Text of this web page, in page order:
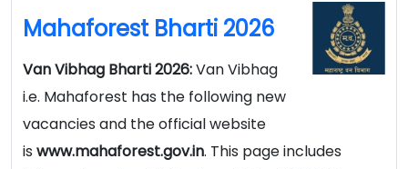
Mahaforest Bharti 2026
Van Vibhag Bharti 2026:Van Vibhag
i.e. Mahaforest has the following new
vacancies and the official website
is www.mahaforest.gov.in. This page includes